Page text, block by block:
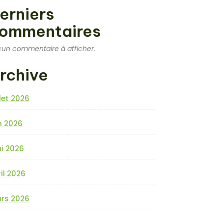
commentaire à afficher.
2026
2026
2026
2026
2026